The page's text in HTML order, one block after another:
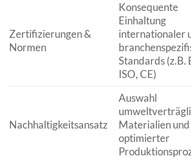
Zertifizierungen &
Normen
Konsequente
Einhaltung
internationaler
Standards (z.B.
ISO, CE)
Nachhaltigkeitsansatz
Auswahl
Materialien und
optimierter